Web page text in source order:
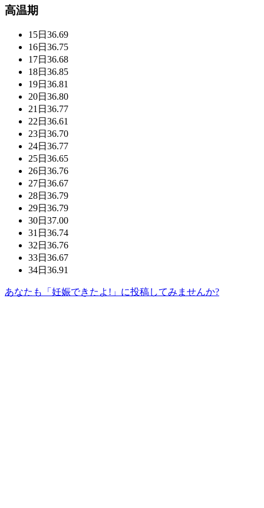
高温期
15日 36.69
16日 36.75
17日 36.68
18日 36.85
19日 36.81
20日 36.80
21日 36.77
22日 36.61
23日 36.70
24日 36.77
25日 36.65
26日 36.76
27日 36.67
28日 36.79
29日 36.79
30日 37.00
31日 36.74
32日 36.76
33日 36.67
34日 36.91
あなたも「妊娠できたよ!」に投稿してみませんか?